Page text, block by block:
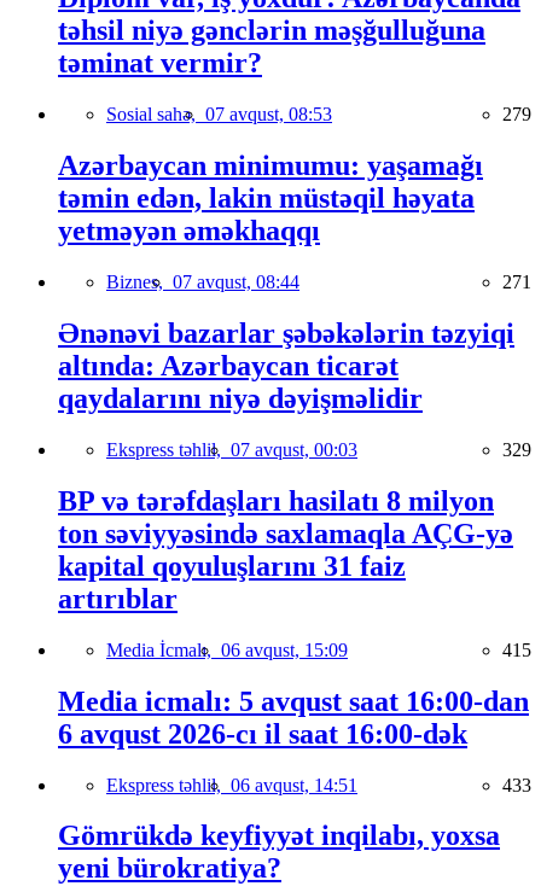
təhsil niyə gənclərin məşğulluğuna
təminat vermir?
Sosial sahə, 07 avqust, 08:53 279
Azərbaycan minimumu: yaşamağı
təmin edən, lakin müstəqil həyata
yetməyən əməkhaqqı
Biznes, 07 avqust, 08:44 271
Ənənəvi bazarlar şəbəkələrin təzyiqi
altında: Azərbaycan ticarət
qaydalarını niyə dəyişməlidir
Ekspress təhlil, 07 avqust, 00:03 329
BP və tərəfdaşları hasilatı 8 milyon
ton səviyyəsində saxlamaqla AÇG-yə
kapital qoyuluşlarını 31 faiz
artırıblar
Media İcmalı, 06 avqust, 15:09 415
Media icmalı: 5 avqust saat 16:00-dan
6 avqust 2026-cı il saat 16:00-dək
Ekspress təhlil, 06 avqust, 14:51 433
Gömrükdə keyfiyyət inqilabı, yoxsa
yeni bürokratiya?